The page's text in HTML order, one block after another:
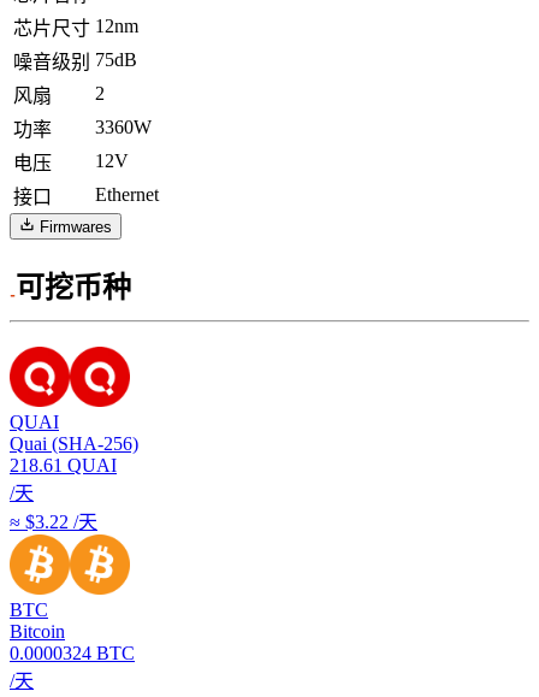
芯片尺寸 12nm
噪音级别 75dB
风扇
2
功率
3360W
电压
12V
接口
Ethernet
Firmwares
可挖币种
QUAI
Quai (SHA-256)
218.61 QUAI
/天
≈ $3.22 /天
BTC
Bitcoin
0.0000324 BTC
/天